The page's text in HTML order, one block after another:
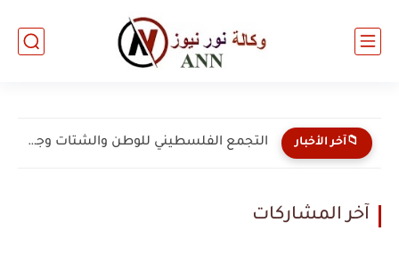
📁آخر الأخبار التجمع الفلسطيني للوطن والشتات وجمعية البركة الخيرية يبحثان مع...
آخر المشاركات